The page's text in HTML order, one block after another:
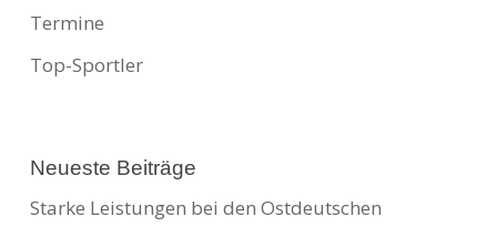
Termine
Top-Sportler
Neueste Beiträge
Starke Leistungen bei den Ostdeutschen